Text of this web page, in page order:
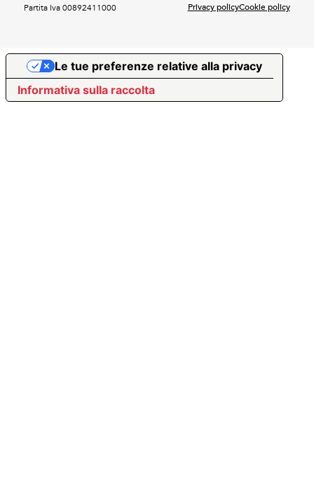
Partita Iva 00892411000 Privacy policyCookie policy
Informativa sulla raccolta
Le tue preferenze relative alla privacy